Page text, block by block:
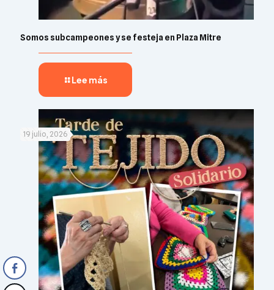
Somos subcampeones y se festeja en Plaza Mitre
Lee más
19 julio, 2026